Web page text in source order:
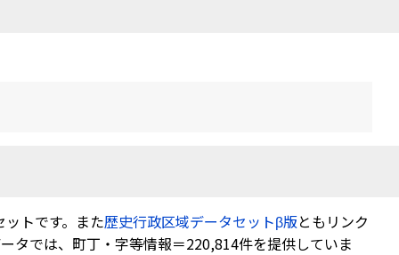
トです。また歴史行政区域データセットβ版ともリンク
タでは、町丁・字等情報＝220,814件を提供していま